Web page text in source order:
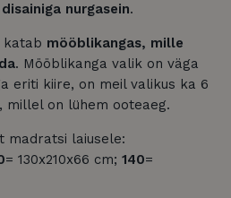
nurgasein.
katab mööblikangas, mille
. Mööblikanga valik on väga
eriti kiire, on meil valikus ka 6
millel on lühem ooteaeg.
madratsi laiusele:
= 130x210x66 cm; 140=